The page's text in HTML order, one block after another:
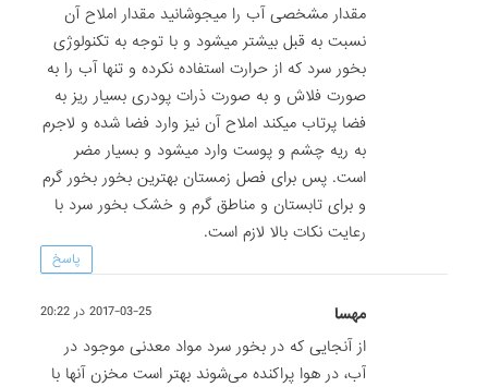
مقدار مشخصی آب را میجوشانید مقدار املاح آن
نسبت به قبل بیشتر میشود و با توجه به تکنولوژی
بخور سرد که از حرارت استفاده نکرده و تنها آب را به
صورت فلاش و به صورت ذرات پودری بسیار ریز به
فضا پرتاب میکند املاح آن نیز وارد فضا شده و لاجرم
به ریه چشم و پوست وارد میشود و بسیار مضر
است. پس برای فصل زمستان بهترین بخور بخور گرم
و برای تابستان و مناطق گرم و خشک بخور سرد با
رعایت نکات بالا لازم است.
پاسخ
مهسا 2017-03-25 در 20:22
از آنجایی که در بخور سرد مواد معدنی موجود در
آب، در هوا پراکنده می‌شوند بهتر است مخزن آنها با